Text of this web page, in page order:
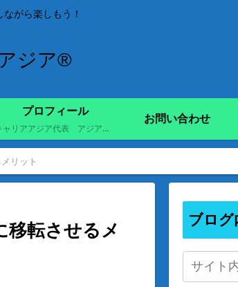
がら楽しもう！
ジア®
プロフィール
キャリアアジア代表 アジア向けの転職、移住を実現して稼いで楽しむことをテーマに活動中
お問い合わせ
リット
転させるメ
ブログ